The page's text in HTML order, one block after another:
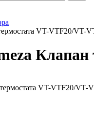
VT-VTF20/VT-